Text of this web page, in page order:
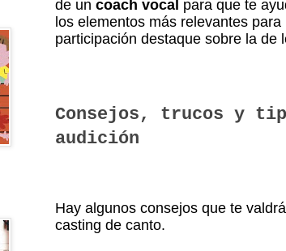
de un coach vocal para que te
los elementos más relevantes
participación destaque sobre la de
Consejos, trucos y
audición
Hay algunos consejos que te
casting de canto.